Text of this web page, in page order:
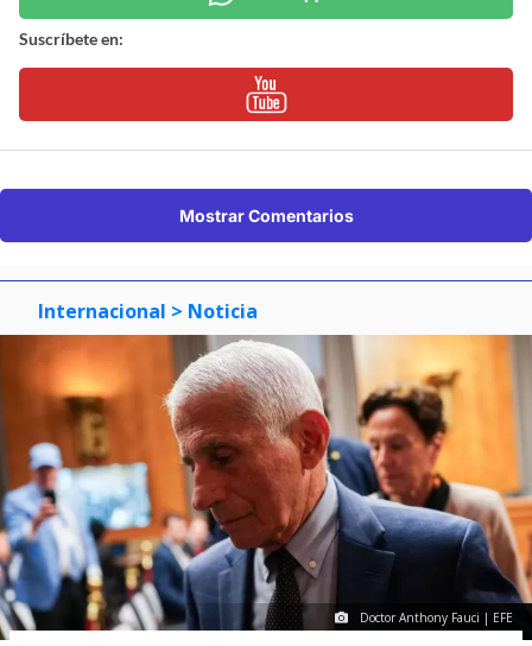
Suscríbete en:
Mostrar Comentarios
Internacional > Noticia
Doctor Anthony Fauci | EFE